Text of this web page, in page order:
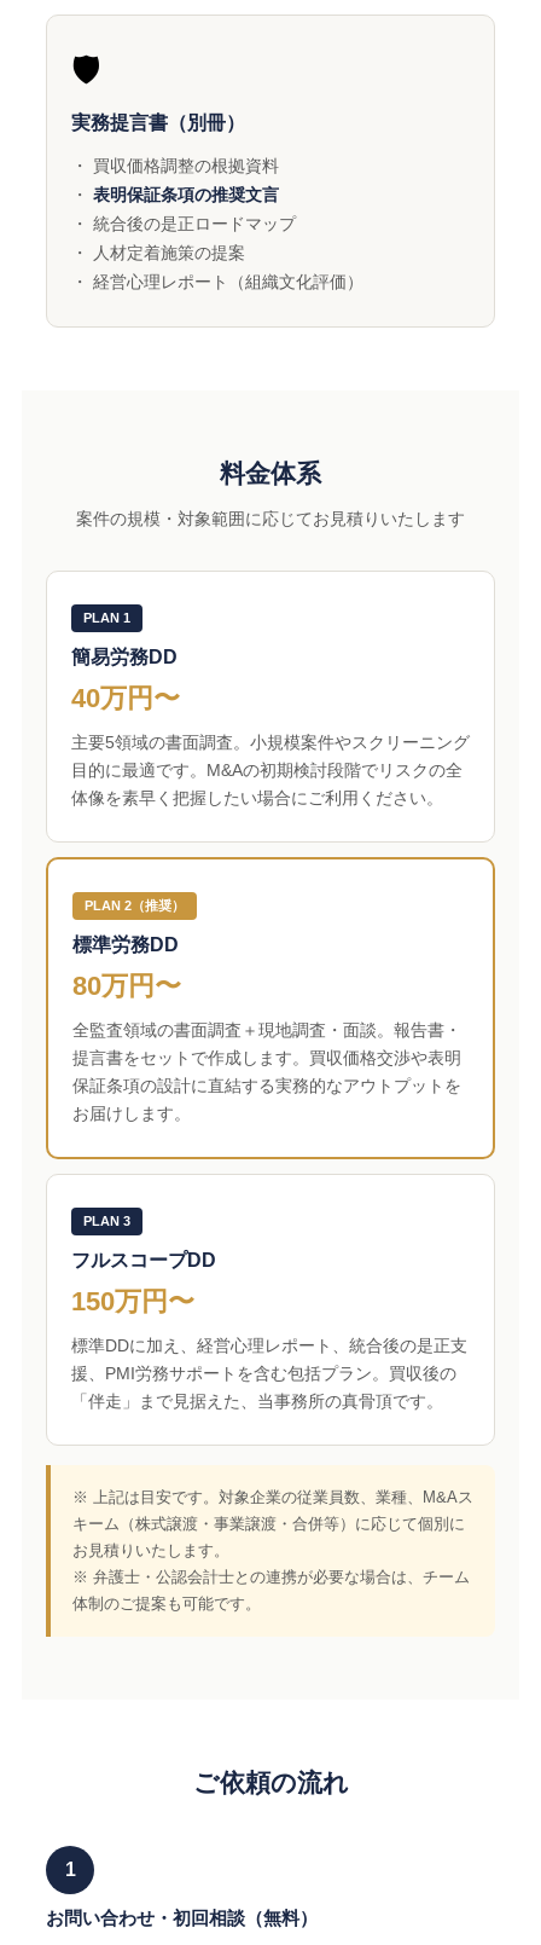
🛡️
実務提言書（別冊）
・ 買収価格調整の根拠資料
・ 表明保証条項の推奨文言
・ 統合後の是正ロードマップ
・ 人材定着施策の提案
・ 経営心理レポート（組織文化評価）
料金体系
案件の規模・対象範囲に応じてお見積りいたします
PLAN 1
簡易労務DD
40万円〜
主要5領域の書面調査。小規模案件やスクリーニング
目的に最適です。M&Aの初期検討段階でリスクの全
体像を素早く把握したい場合にご利用ください。
PLAN 2（推奨）
標準労務DD
80万円〜
全監査領域の書面調査＋現地調査・面談。報告書・
提言書をセットで作成します。買収価格交渉や表明
保証条項の設計に直結する実務的なアウトプットを
お届けします。
PLAN 3
フルスコープDD
150万円〜
標準DDに加え、経営心理レポート、統合後の是正支
援、PMI労務サポートを含む包括プラン。買収後の
「伴走」まで見据えた、当事務所の真骨頂です。
※ 上記は目安です。対象企業の従業員数、業種、M&Aス
キーム（株式譲渡・事業譲渡・合併等）に応じて個別に
お見積りいたします。
※ 弁護士・公認会計士との連携が必要な場合は、チーム
体制のご提案も可能です。
ご依頼の流れ
1
お問い合わせ・初回相談（無料）